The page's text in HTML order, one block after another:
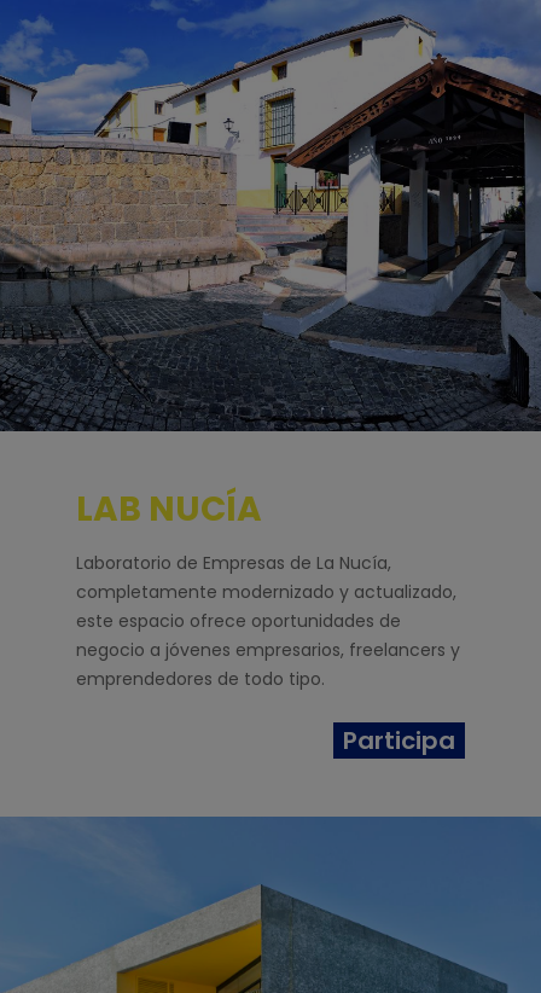
LAB NUCÍA
Laboratorio de Empresas de La Nucía,
completamente modernizado y actualizado,
este espacio ofrece oportunidades de
negocio a jóvenes empresarios, freelancers y
emprendedores de todo tipo.
Participa